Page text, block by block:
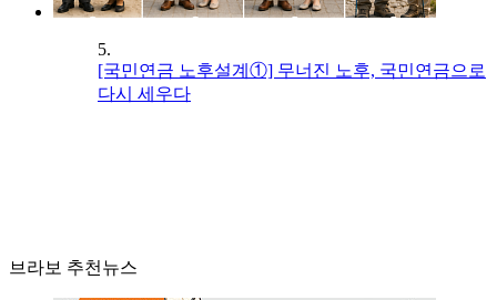
5.
[국민연금 노후설계①] 무너진 노후, 국민연금으로
다시 세우다
브라보 추천뉴스